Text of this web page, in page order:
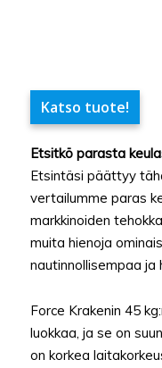
Katso tuote!
Etsitkö parasta
Etsintäsi päättyy
vertailumme paras
markkinoiden
muita hienoja
nautinnollisempaa ja
Force Krakenin 45
luokkaa, ja se on
on korkea